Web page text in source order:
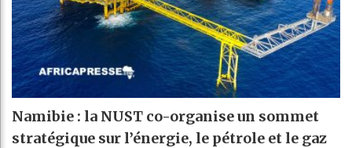
Namibie : la NUST co-organise un sommet
stratégique sur l’énergie, le pétrole et le gaz